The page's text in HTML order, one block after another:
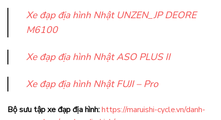
Xe đạp địa hình Nhật UNZEN_JP DEORE
M6100
Xe đạp địa hình Nhật ASO PLUS II
Xe đạp địa hình Nhật FUJI – Pro
Bộ sưu tập xe đạp địa hình:https://maruishi-cycle.vn/danh-